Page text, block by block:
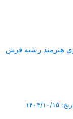
هنرمند رشته فرش
۱۴۰۴/۱۰/۱۵